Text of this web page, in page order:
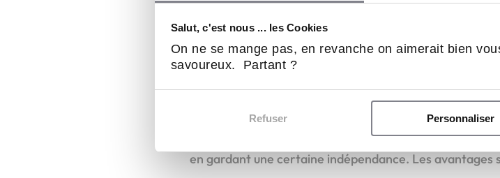
Salut, c'est nous ... les Cookies
On ne se mange pas, en revanche on aimerait bien
savoureux. Partant ?
Refuser Personnaliser
La franchise : un
succès dans
en gardant une certaine indépendance. Les avantages